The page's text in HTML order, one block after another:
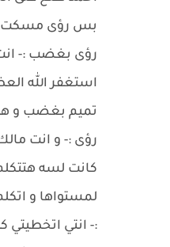
بس رؤى مسكت
رؤى بغضب :-
استغفر الله
تميم بغضب و هو
رؤى :- و انت
كانت لسه
لمستواها و
:- انتي اتخطيتي